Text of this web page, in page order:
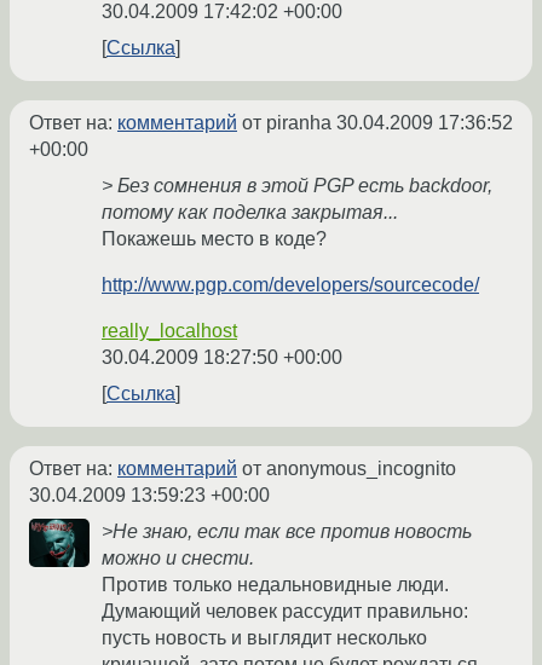
30.04.2009 17:42:02 +00:00
Ссылка
Ответ на: комментарий от piranha 30.04.2009 17:36:52
+00:00
> Без сомнения в этой PGP есть backdoor,
потому как поделка закрытая...
Покажешь место в коде?
http://www.pgp.com/developers/sourcecode/
really_localhost
30.04.2009 18:27:50 +00:00
Ссылка
Ответ на: комментарий от anonymous_incognito
30.04.2009 13:59:23 +00:00
>Не знаю, если так все против новость
можно и снести.
Против только недальновидные люди.
Думающий человек рассудит правильно:
пусть новость и выглядит несколько